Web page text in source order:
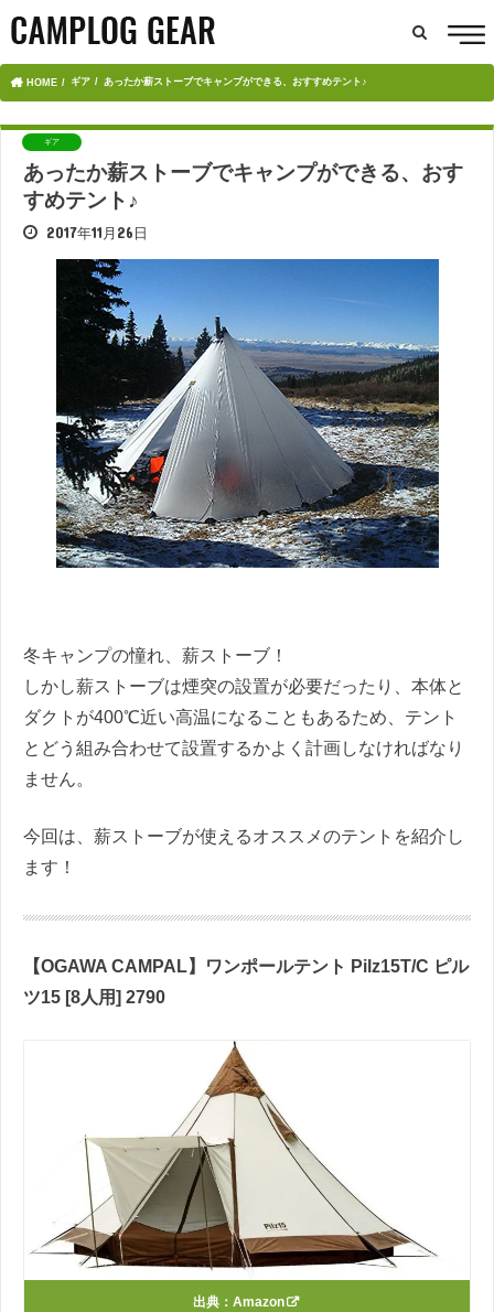
HOME ギア あったか薪ストーブでキャンプができる、おすすめテント♪
ギア
あったか薪ストーブでキャンプができる、おす
すめテント♪
2017年11月26日
冬キャンプの憧れ、薪ストーブ！
しかし薪ストーブは煙突の設置が必要だったり、本体と
ダクトが400℃近い高温になることもあるため、テント
とどう組み合わせて設置するかよく計画しなければなり
ません。
今回は、薪ストーブが使えるオススメのテントを紹介し
ます！
【OGAWA CAMPAL】ワンポールテント Pilz15T/C ピル
ツ15 [8人用] 2790
出典： Amazon